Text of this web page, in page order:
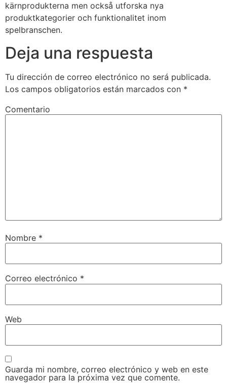
kärnprodukterna men också utforska nya
produktkategorier och funktionalitet inom
spelbranschen.
Deja una respuesta
Tu dirección de correo electrónico no será publicada.
Los campos obligatorios están marcados con *
Comentario
Nombre *
Correo electrónico *
Web
Guarda mi nombre, correo electrónico y web en este
navegador para la próxima vez que comente.